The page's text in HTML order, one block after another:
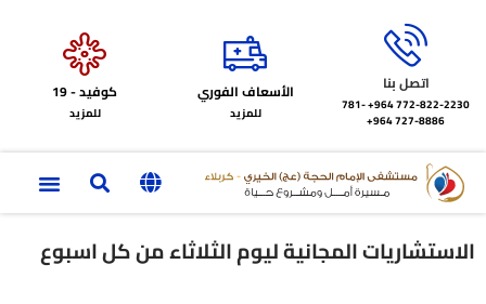
اتصل بنا
772-822-2230‏ 964+
781-
727-8886 964+
الأسعاف الفوري
للمزيد
كوفيد - 19
للمزيد
الاستشاريات المجانية ليوم الثلاثاء من كل اسبوع